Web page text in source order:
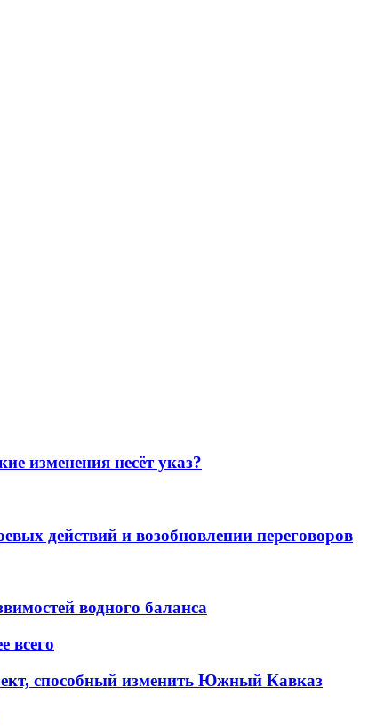
изменения несёт указ?
действий и возобновлении переговоров
водного баланса
всего
способный изменить Южный Кавказ